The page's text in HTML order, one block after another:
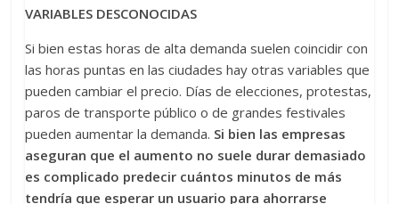
VARIABLES DESCONOCIDAS
Si bien estas horas de alta demanda suelen coincidir con
las horas puntas en las ciudades hay otras variables que
pueden cambiar el precio. Días de elecciones, protestas,
paros de transporte público o de grandes festivales
pueden aumentar la demanda. Si bien las empresas
aseguran que el aumento no suele durar demasiado
es complicado predecir cuántos minutos de más
tendría que esperar un usuario para ahorrarse